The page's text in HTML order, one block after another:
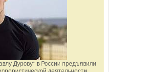
Дурову* в России предъявили